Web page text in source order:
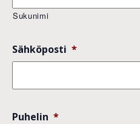
Sukunimi
Sähköposti *
Puhelin *